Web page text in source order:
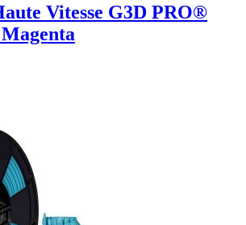
Vitesse G3D PRO®